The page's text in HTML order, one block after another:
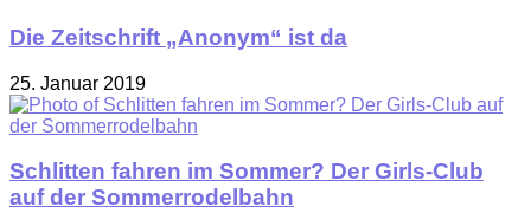
Die Zeitschrift „Anonym“ ist da
25. Januar 2019
Schlitten fahren im Sommer? Der Girls-Club
auf der Sommerrodelbahn